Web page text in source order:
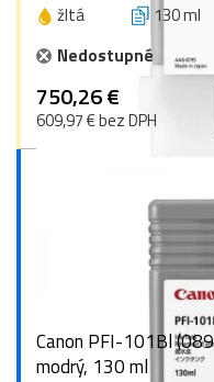
žltá 130 ml
Nedostupné
750,26 €
609,97 € bez DPH
Canon PFI-101Bl
modrý, 130 ml